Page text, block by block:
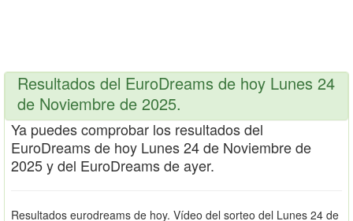
Resultados del EuroDreams de hoy Lunes 24
de Noviembre de 2025.
Ya puedes comprobar los resultados del
EuroDreams de hoy Lunes 24 de Noviembre de
2025 y del EuroDreams de ayer.
Resultados eurodreams de hoy. Vídeo del sorteo del Lunes 24 de